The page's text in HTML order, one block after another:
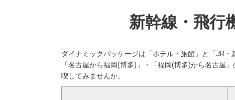
新幹線・飛行
ダイナミックパッケージは「ホテル・旅館」と「JR
「名古屋から福岡(博多)」・「福岡(博多)から名古屋
喫してみませんか。